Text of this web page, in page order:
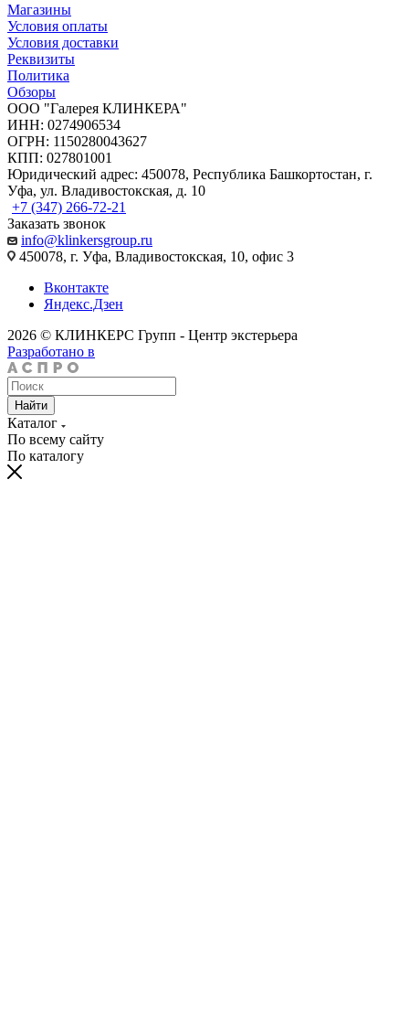
Магазины
Условия оплаты
Условия доставки
Реквизиты
Политика
Обзоры
ООО "Галерея КЛИНКЕРА"
ИНН: 0274906534
ОГРН: 1150280043627
КПП: 027801001
Юридический адрес: 450078, Республика Башкортостан, г.
Уфа, ул. Владивостокская, д. 10
+7 (347) 266-72-21
Заказать звонок
info@klinkersgroup.ru
450078, г. Уфа, Владивостокская, 10, офис 3
Вконтакте
Яндекс.Дзен
2026 © КЛИНКЕРС Групп - Центр экстерьера
Разработано в
Найти
Каталог
По всему сайту
По каталогу